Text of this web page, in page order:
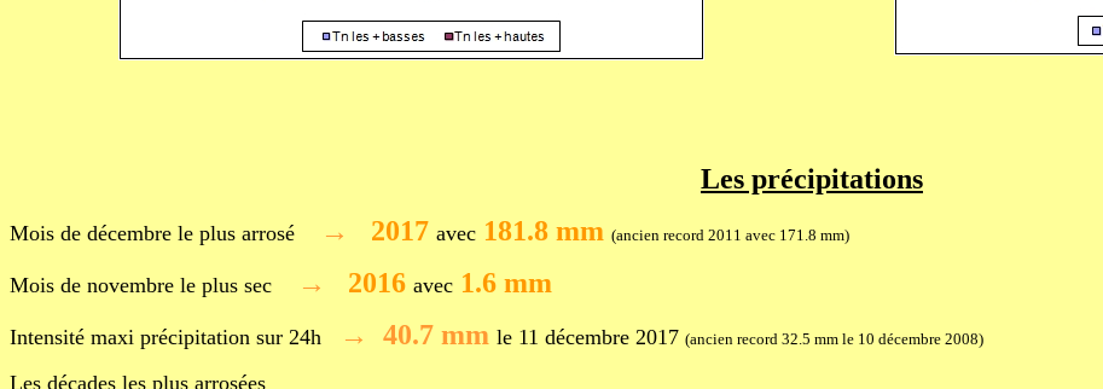
Les précipitations
Mois de décembre le plus arrosé → 2017 avec 181.8 mm (ancien record 2011 avec 171.8 mm)
Mois de novembre le plus sec → 2016 avec 1.6 mm
Intensité maxi précipitation sur 24h → 40.7 mm le 11 décembre 2017 (ancien record 32.5 mm le 10 décembre 2008)
Les décades les plus arrosées